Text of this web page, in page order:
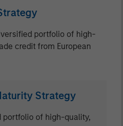
portfolio of high-
credit from European
Strategy
portfolio of high-quality,